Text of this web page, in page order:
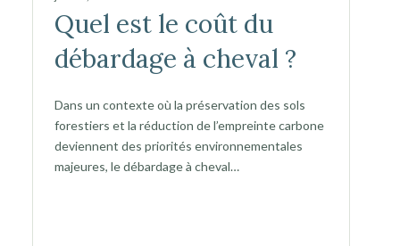
Quel est le coût du
débardage à cheval ?
Dans un contexte où la préservation des sols
forestiers et la réduction de l’empreinte carbone
deviennent des priorités environnementales
majeures, le débardage à cheval…